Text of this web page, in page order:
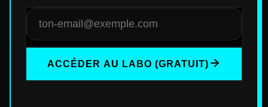
ACCÉDER AU LABO (GRATUIT)